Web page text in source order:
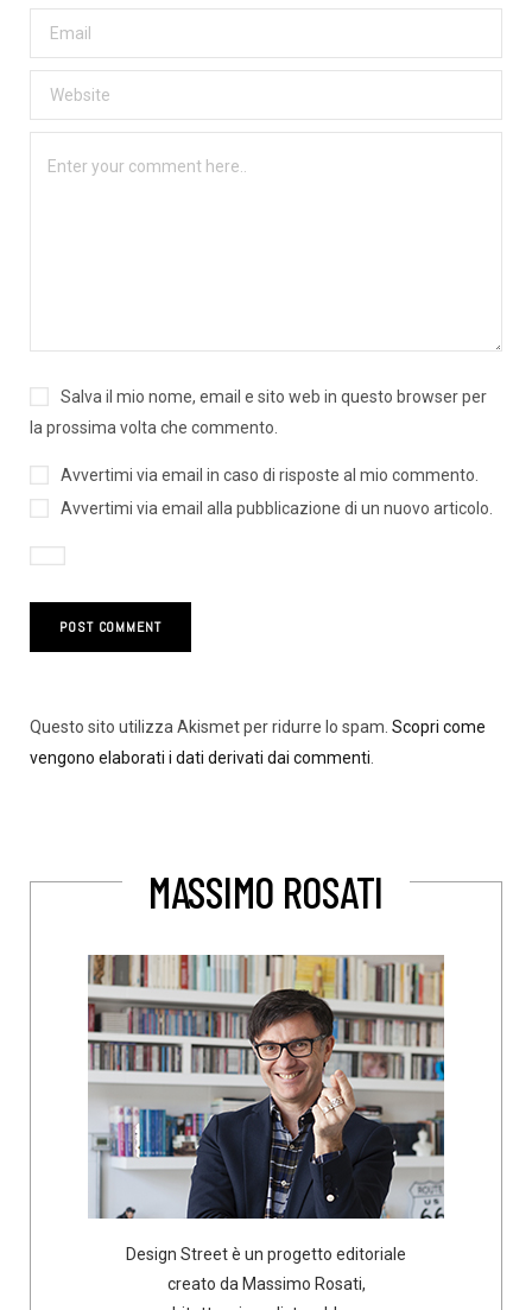
Salva il mio nome, email e sito web in questo browser per
la prossima volta che commento.
Avvertimi via email in caso di risposte al mio commento.
Avvertimi via email alla pubblicazione di un nuovo articolo.
Questo sito utilizza Akismet per ridurre lo spam. Scopri come
vengono elaborati i dati derivati dai commenti
MASSIMO ROSATI
Design Street è un progetto editoriale
creato da Massimo Rosati,